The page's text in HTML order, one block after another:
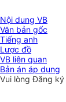
Nội dung VB
Văn bản gốc
Tiếng anh
Lược đồ
VB liên quan
Bản án áp dụng
Vui lòngĐăng ký